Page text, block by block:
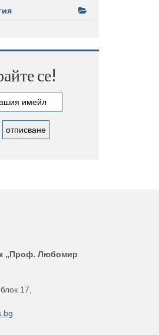
се!
„Проф. Любомир
17,